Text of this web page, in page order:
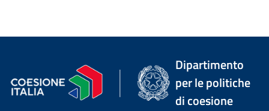
Dipartimento
per le politiche
di coesione